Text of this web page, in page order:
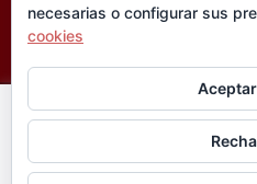
®FUNDACIÓN CISEN.
En esta web utilizamos
terceros, que nos informan
para mejorar la calidad de
necesarias o configurar sus
cookies